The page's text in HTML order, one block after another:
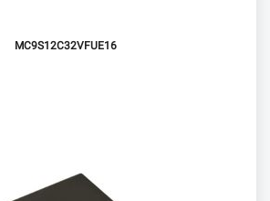
MC9S12C32VFUE16